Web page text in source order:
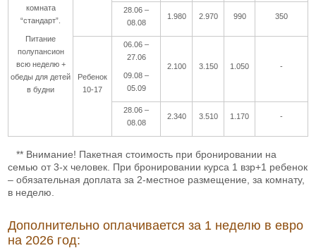
комната
“стандарт”.
Питание
полупансион
всю неделю +
обеды для детей
в будни
28.06 –
08.08
1.980 2.970 990 350
Ребенок
10-17
06.06 –
27.06
09.08 –
05.09
2.100 3.150 1.050 -
28.06 –
08.08
2.340 3.510 1.170 -
** Внимание! Пакетная стоимость при бронировании на
семью от 3-х человек. При бронировании курса 1 взр+1 ребенок
– обязательная доплата за 2-местное размещение, за комнату,
в неделю.
Дополнительно оплачивается за 1 неделю в евро
на 2026 год: